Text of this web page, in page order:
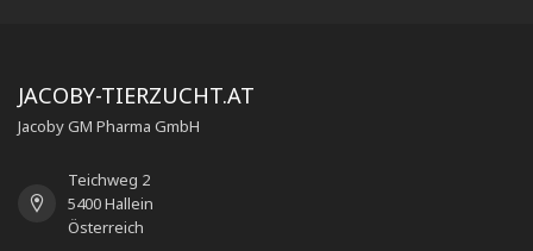
JACOBY-TIERZUCHT.AT
Jacoby GM Pharma GmbH
Teichweg 2
5400 Hallein
Österreich